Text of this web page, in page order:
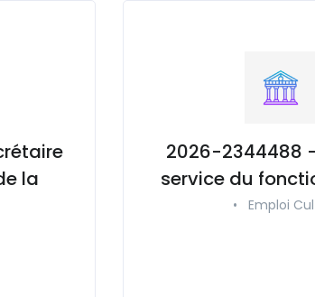
la
2026-2344488
service du
• Emploi